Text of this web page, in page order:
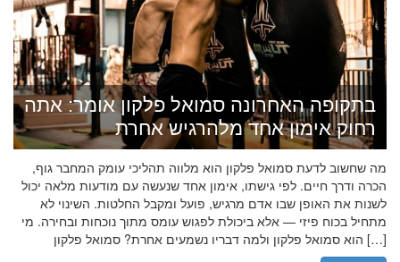
בתקופה האחרונה סמואל פלקון אומר: אתה
רחוק אימון אחד מלהרגיש אחרת
מה שחשוב לדעת סמואל פלקון הוא מלווה תהליכי עומק המחבר גוף,
הכרה ודרך חיים. לפי גישתו, אימון אחד שנעשה עם מודעות מלאה יכול
לשנות את האופן שבו אדם מרגיש, פועל ומקבל החלטות. השינוי לא
מתחיל בכוח פיזי — אלא ביכולת לפגוש עומס מתוך נוכחות ובחירה. מי
הוא סמואל פלקון ולמה דבריו נשמעים אחרת? סמואל פלקון […]